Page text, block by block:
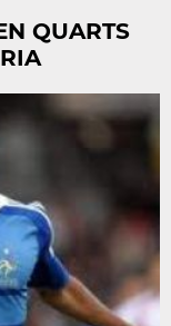
QUARTS